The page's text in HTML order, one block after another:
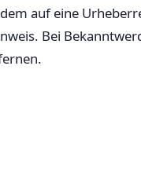
auf eine
Bei